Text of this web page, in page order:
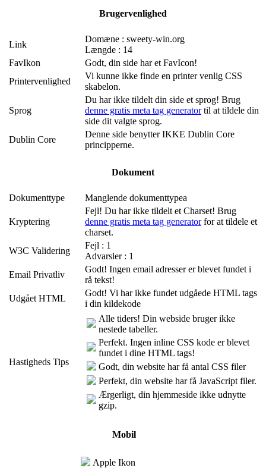
Brugervenlighed
Link
Domæne : sweety-win.org
Længde : 14
FavIkon
Godt, din side har et FavIcon!
Printervenlighed
Vi kunne ikke finde en printer venlig CSS
skabelon.
Sprog
Du har ikke tildelt din side et sprog! Brug
denne gratis meta tag generatortil at tildele din
side dit valgte sprog.
Dublin Core
Denne side benytter IKKE Dublin Core
principperne.
Dokument
Dokumenttype Manglende dokumenttypea
Kryptering
Fejl! Du har ikke tildelt et Charset! Brug
denne gratis meta tag generatorfor at tildele et
charset.
W3C Validering
Fejl : 1
Advarsler : 1
Email Privatliv
Godt! Ingen email adresser er blevet fundet i
rå tekst!
Udgået HTML
Godt! Vi har ikke fundet udgåede HTML tags
i din kildekode
Hastigheds Tips
Alle tiders! Din webside bruger ikke
nestede tabeller.
Perfekt. Ingen inline CSS kode er blevet
fundet i dine HTML tags!
Godt, din website har få antal CSS filer
Perfekt, din website har få JavaScript filer.
Ærgerligt, din hjemmeside ikke udnytte
gzip.
Mobil
Apple Ikon